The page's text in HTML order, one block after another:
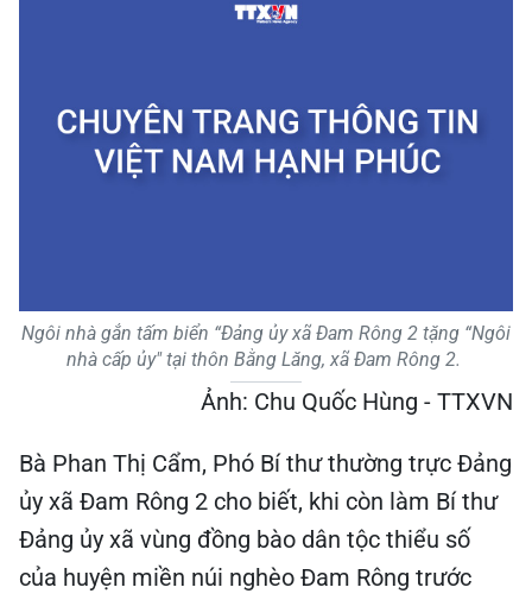
Ngôi nhà gắn tấm biển “Đảng ủy xã Đam Rông 2 tặng “Ngôi
nhà cấp ủy" tại thôn Bằng Lăng, xã Đam Rông 2.
Ảnh: Chu Quốc Hùng - TTXVN
Bà Phan Thị Cẩm, Phó Bí thư thường trực Đảng
ủy xã Đam Rông 2 cho biết, khi còn làm Bí thư
Đảng ủy xã vùng đồng bào dân tộc thiểu số
của huyện miền núi nghèo Đam Rông trước